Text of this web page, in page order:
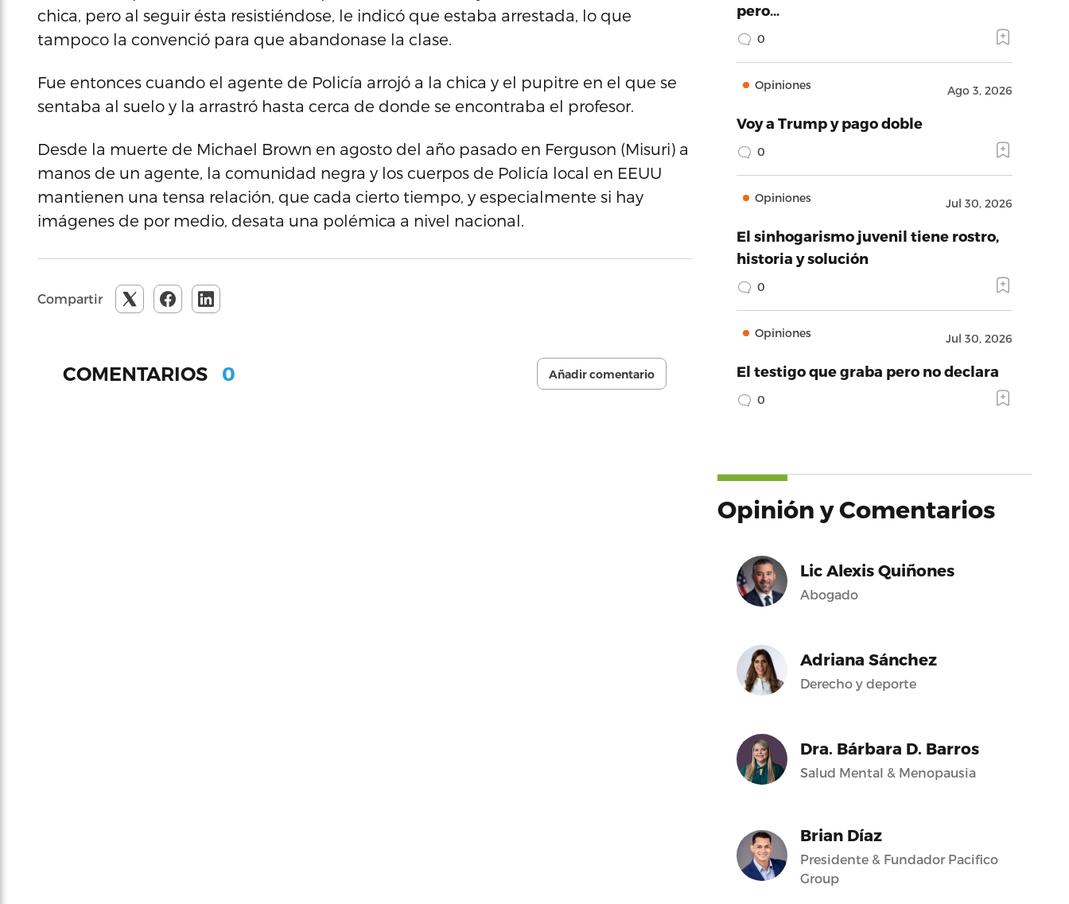
chica, pero al seguir ésta resistiéndose, le indicó que estaba arrestada, lo que
tampoco la convenció para que abandonase la clase.
Fue entonces cuando el agente de Policía arrojó a la chica y el pupitre en el que se
sentaba al suelo y la arrastró hasta cerca de donde se encontraba el profesor.
Desde la muerte de Michael Brown en agosto del año pasado en Ferguson (Misuri) a
manos de un agente, la comunidad negra y los cuerpos de Policía local en EEUU
mantienen una tensa relación, que cada cierto tiempo, y especialmente si hay
imágenes de por medio, desata una polémica a nivel nacional.
Compartir
COMENTARIOS 0 Añadir comentario
pero…
0
Opiniones Ago 3, 2026
Voy a Trump y pago doble
0
Opiniones Jul 30, 2026
El sinhogarismo juvenil tiene rostro,
historia y solución
0
Opiniones Jul 30, 2026
El testigo que graba pero no declara
0
Opinión y Comentarios
Lic Alexis Quiñones
Abogado
Adriana Sánchez
Derecho y deporte
Dra. Bárbara D. Barros
Salud Mental & Menopausia
Brian Díaz
Presidente & Fundador Pacifico
Group